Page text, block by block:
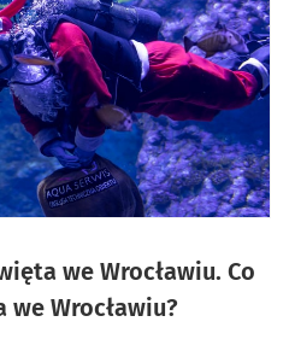
we Wrocławiu. Co
Wrocławiu?